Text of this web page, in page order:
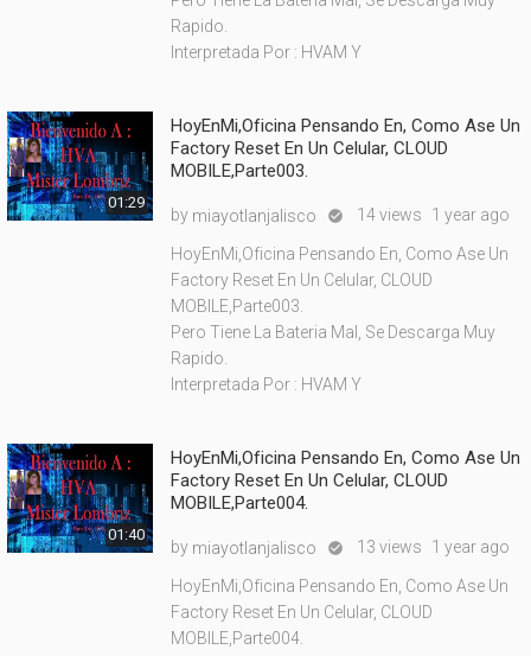
Rapido.
Interpretada Por : HVAM Y
01:29
HoyEnMi,Oficina Pensando En, Como Ase Un
Factory Reset En Un Celular, CLOUD
MOBILE,Parte003.
by miayotlanjalisco  14 views 1 year ago
HoyEnMi,Oficina Pensando En, Como Ase Un
Factory Reset En Un Celular, CLOUD
MOBILE,Parte003.
Pero Tiene La Bateria Mal, Se Descarga Muy
Rapido.
Interpretada Por : HVAM Y
01:40
HoyEnMi,Oficina Pensando En, Como Ase Un
Factory Reset En Un Celular, CLOUD
MOBILE,Parte004.
by miayotlanjalisco  13 views 1 year ago
HoyEnMi,Oficina Pensando En, Como Ase Un
Factory Reset En Un Celular, CLOUD
MOBILE,Parte004.